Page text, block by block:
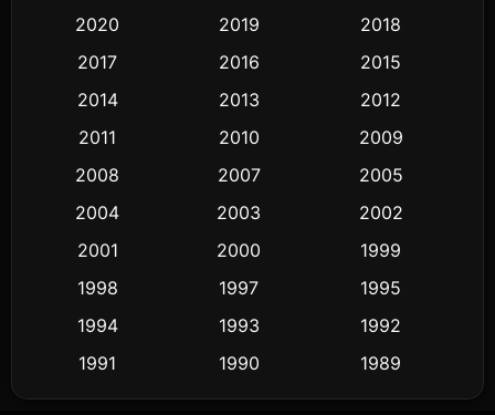
Classic หนังคลาสสิก
Comedy ตลก 435
Crime อาชญากรรม
Cult Film
Dance เต้น
Detective สืบสวน
2020
2019
2018
2017
2016
2015
2014
2013
2012
2011
2010
2009
2008
2007
2005
2004
2003
2002
2001
2000
1999
1998
1997
1995
1994
1993
1992
1991
1990
1989
1988
1986
1985